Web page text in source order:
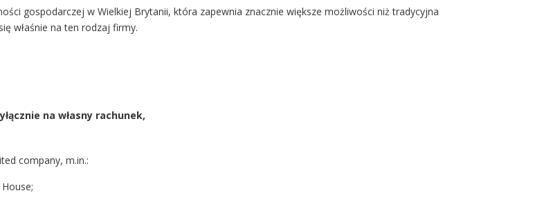
gospodarczej w Wielkiej Brytanii, która zapewnia znacznie większe możliwości niż tradycyjna
właśnie na ten rodzaj firmy.
na własny rachunek,
company, m.in.: